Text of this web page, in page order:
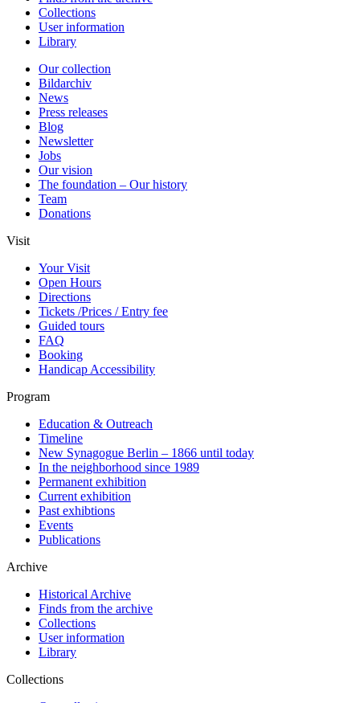
Collections
User information
Library
Our collection
Bildarchiv
News
Press releases
Blog
Newsletter
Jobs
Our vision
The foundation – Our history
Team
Donations
Visit
Your Visit
Open Hours
Directions
Tickets /Prices / Entry fee
Guided tours
FAQ
Booking
Handicap Accessibility
Program
Education & Outreach
Timeline
New Synagogue Berlin – 1866 until today
In the neighborhood since 1989
Permanent exhibition
Current exhibition
Past exhibtions
Events
Publications
Archive
Historical Archive
Finds from the archive
Collections
User information
Library
Collections